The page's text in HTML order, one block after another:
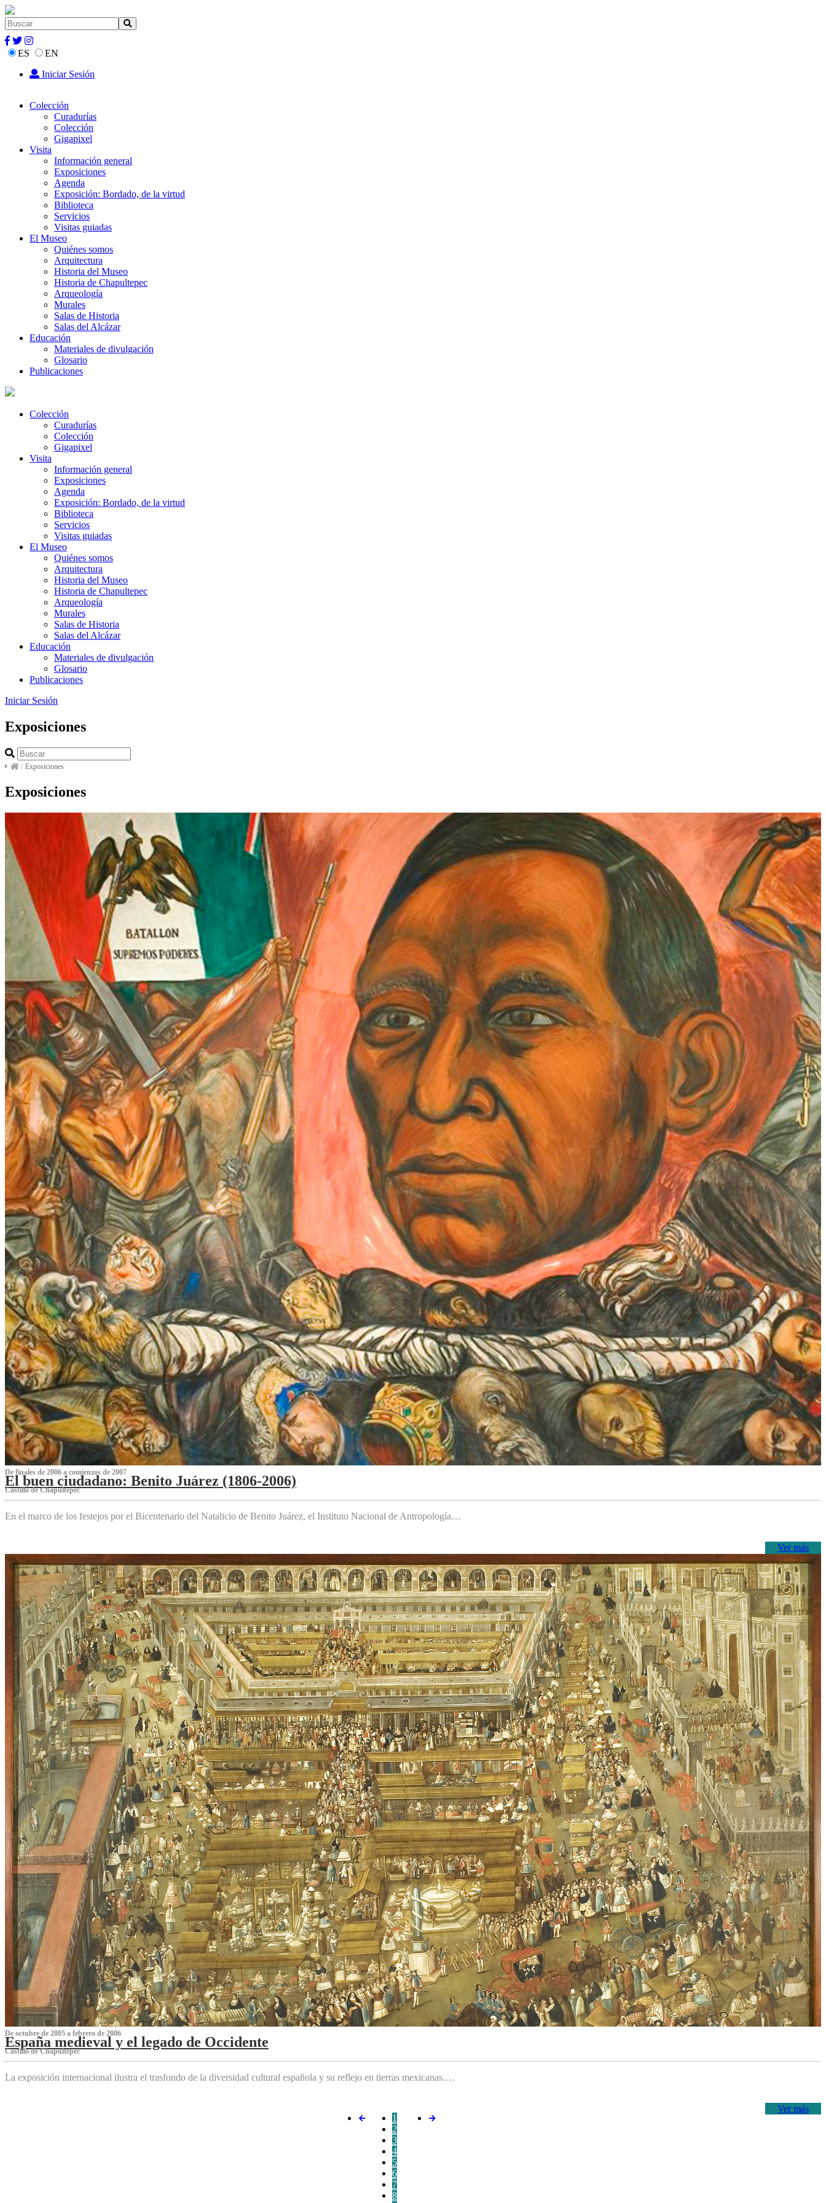
ES
EN
Iniciar Sesión
Colección
Curadurías
Colección
Gigapixel
Visita
Información general
Exposiciones
Agenda
Exposición: Bordado, de la virtud
Biblioteca
Servicios
Visitas guiadas
El Museo
Quiénes somos
Arquitectura
Historia del Museo
Historia de Chapultepec
Arqueología
Murales
Salas de Historia
Salas del Alcázar
Educación
Materiales de divulgación
Glosario
Publicaciones
Colección
Curadurías
Colección
Gigapixel
Visita
Información general
Exposiciones
Agenda
Exposición: Bordado, de la virtud
Biblioteca
Servicios
Visitas guiadas
El Museo
Quiénes somos
Arquitectura
Historia del Museo
Historia de Chapultepec
Arqueología
Murales
Salas de Historia
Salas del Alcázar
Educación
Materiales de divulgación
Glosario
Publicaciones
Iniciar Sesión
Exposiciones
/ Exposiciones
Exposiciones
De finales de 2006 a comienzos de 2007
El buen ciudadano: Benito Juárez (1806-2006)
Castillo de Chapultepec
En el marco de los festejos por el Bicentenario del Natalicio de Benito Juárez, el Instituto Nacional de Antropología…
Ver más
De octubre de 2005 a febrero de 2006
España medieval y el legado de Occidente
Castillo de Chapultepec
La exposición internacional ilustra el trasfondo de la diversidad cultural española y su reflejo en tierras mexicanas.…
Ver más
1
2
3
4
5
6
7
8